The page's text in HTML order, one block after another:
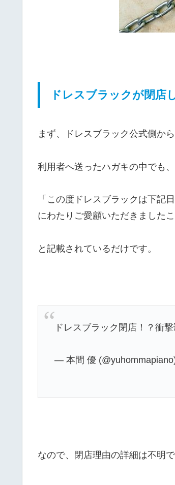
ドレスブラックが閉店
まず、ドレスブラック公式側か
利用者へ送ったハガキの中でも、
「この度ドレスブラックは下記
にわたりご愛顧いただきました
と記載されているだけです。
ドレスブラック閉店！？衝
— 本間 優
なので、閉店理由の詳細は不明で